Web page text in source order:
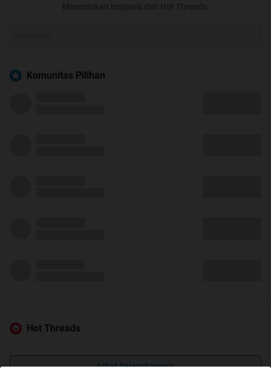
Menemukan inspirasi dari Hot Threads.
Komunitas Pilihan
Hot Threads
Lihat Selengkapnya